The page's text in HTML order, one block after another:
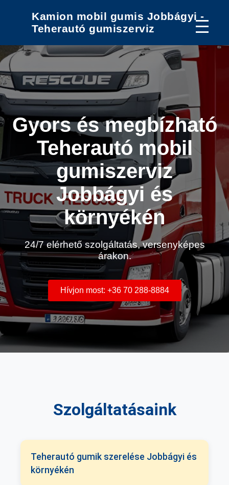
Kamion mobil gumis Jobbágyi -
Teherautó gumiszerviz
Gyors és megbízható
Teherautó mobil
gumiszerviz
Jobbágyi és
környékén
24/7 elérhető szolgáltatás, versenyképes
árakon.
Hívjon most: +36 70 288-8884
Szolgáltatásaink
Teherautó gumik szerelése Jobbágyi és
környékén